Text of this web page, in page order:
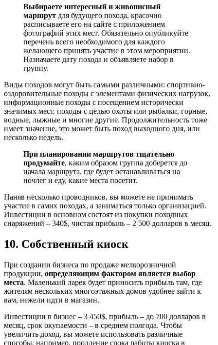
Выбираете интересный и живописный
маршрут для будущего похода, красочно
расписываете его на сайте с приложением
фотографий этих мест. Обязательно опубликуйте
перечень всего необходимого для каждого
желающего принять участие в этом мероприятии.
Назначаете дату похода и объявляете набор в
группу.
Виды походов могут быть самыми различными: спортивно-
оздоровительные походы с элементами физических нагрузок,
информационные походы с посещением исторически
значимых мест, походы с целью охоты или рыбалки, горные,
водные, лыжные и многие другие. Продолжительность тоже
имеет значение, это может быть поход выходного дня, или
несколько недель.
При планировании маршрутов тщательно
продумайте, каким образом группа доберется до
начала маршрута, где будет останавливаться на
ночлег и еду, какие места посетит.
Наняв несколько проводников, вы можете не принимать
участие в самих походах, а заниматься только организацией.
Инвестиции в основном состоят из покупки походных
снаряжений – 340$, чистая прибыль – 2 500 долларов в месяц.
10. Собственный киоск
При создании бизнеса по продаже мелкорозничной
продукции, определяющим фактором является выбор
места. Маленький ларек будет приносить прибыль там, где
жителям нескольких многоэтажных домов удобнее зайти к
вам, нежели идти в магазин.
Инвестиции в бизнес – 3 450$, прибыль – до 700 долларов в
месяц, срок окупаемости – в среднем полгода. Чтобы
увеличить доход, вы можете использовать различные
способы, например, продление срока работы киоска в